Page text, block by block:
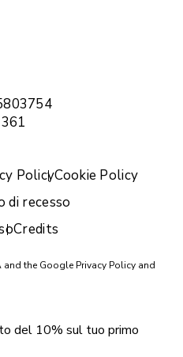
PolicyCookie Policy
di recesso
Credits
and the Google Privacy Policy and
del 10% sul tuo primo